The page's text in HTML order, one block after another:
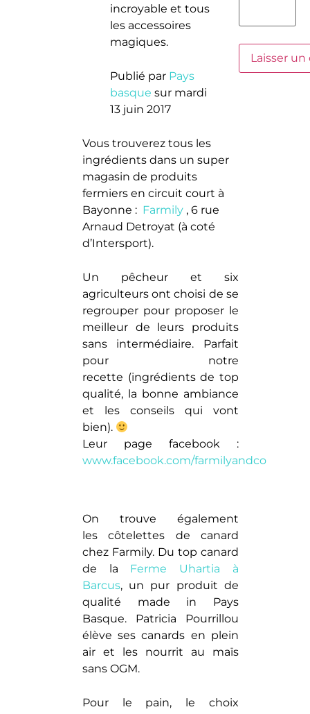
incroyable et tous
les accessoires
magiques.
Publié par Pays
basque sur mardi
13 juin 2017
Vous trouverez tous les
ingrédients dans un super
magasin de produits
fermiers en circuit court à
Bayonne : Farmily , 6 rue
Arnaud Detroyat (à coté
d’Intersport).
Un pêcheur et six
agriculteurs ont choisi de se
regrouper pour proposer le
meilleur de leurs produits
sans intermédiaire. Parfait
pour notre
recette (ingrédients de top
qualité, la bonne ambiance
et les conseils qui vont
bien).
Leur page facebook :
www.facebook.com/farmilyandco
On trouve également
les côtelettes de canard
chez Farmily. Du top canard
de la Ferme Uhartia à
Barcus, un pur produit de
qualité made in Pays
Basque. Patricia Pourrillou
élève ses canards en plein
air et les nourrit au maïs
sans OGM.
Pour le pain, le choix